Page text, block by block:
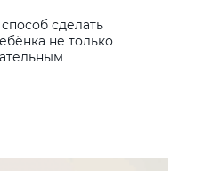
сделать
не только